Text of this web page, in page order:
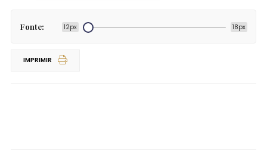
Fonte: 12px 18px
IMPRIMIR